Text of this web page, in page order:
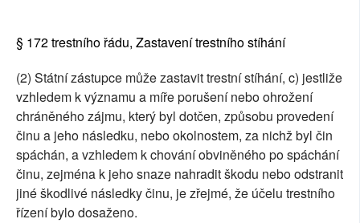
§ 172 trestního řádu, Zastavení trestního stíhání
(2) Státní zástupce může zastavit trestní stíhání, c) jestliže
vzhledem k významu a míře porušení nebo ohrožení
chráněného zájmu, který byl dotčen, způsobu provedení
činu a jeho následku, nebo okolnostem, za nichž byl čin
spáchán, a vzhledem k chování obviněného po spáchání
činu, zejména k jeho snaze nahradit škodu nebo odstranit
jiné škodlivé následky činu, je zřejmé, že účelu trestního
řízení bylo dosaženo.